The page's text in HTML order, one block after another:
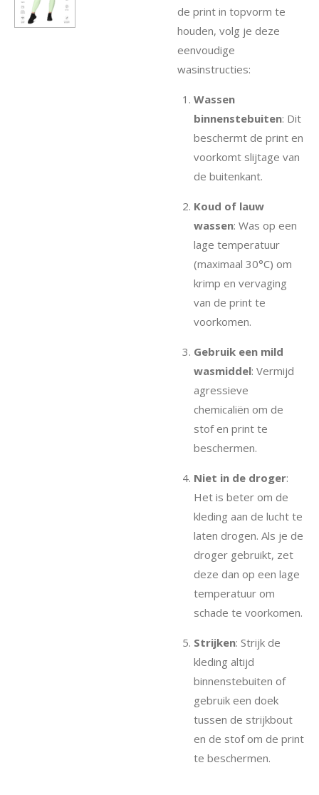
de print in topvorm te
houden, volg je deze
eenvoudige
wasinstructies:
Wassen
binnenstebuiten: Dit
beschermt de print en
voorkomt slijtage van
de buitenkant.
Koud of lauw
wassen: Was op een
lage temperatuur
(maximaal 30°C) om
krimp en vervaging
van de print te
voorkomen.
Gebruik een mild
wasmiddel: Vermijd
agressieve
chemicaliën om de
stof en print te
beschermen.
Niet in de droger:
Het is beter om de
kleding aan de lucht te
laten drogen. Als je de
droger gebruikt, zet
deze dan op een lage
temperatuur om
schade te voorkomen.
Strijken: Strijk de
kleding altijd
binnenstebuiten of
gebruik een doek
tussen de strijkbout
en de stof om de print
te beschermen.